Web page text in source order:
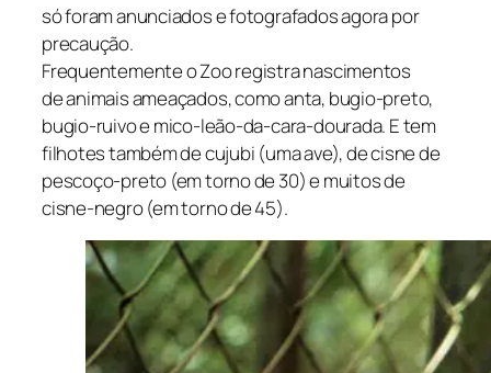
só foram anunciados e fotografados agora por
precaução.
Frequentemente o Zoo registra nascimentos
de animais ameaçados, como anta, bugio-preto,
bugio-ruivo e mico-leão-da-cara-dourada. E tem
filhotes também de cujubi (uma ave), de cisne de
pescoço-preto (em torno de 30) e muitos de
cisne-negro (em torno de 45).